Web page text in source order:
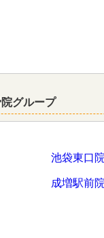
グループ
池袋東口院
成増駅前院